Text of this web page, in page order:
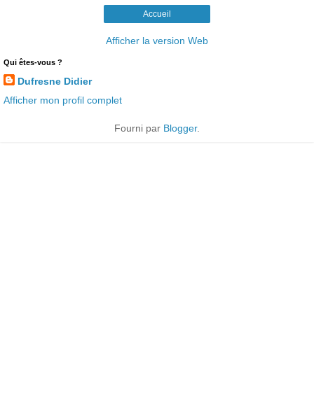
Accueil
Afficher la version Web
Qui êtes-vous ?
Dufresne Didier
Afficher mon profil complet
Fourni par Blogger.